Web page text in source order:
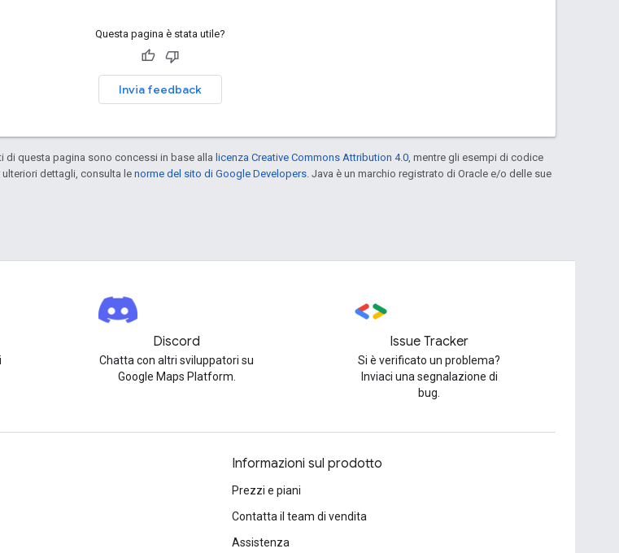
Questa pagina è stata utile?
Invia feedback
di questa pagina sono concessi in base alla licenza Creative Commons Attribution 4.0 , mentre gli esempi di codice
ulteriori dettagli, consulta lenorme del sito di Google Developers . Java è un marchio registrato di Oracle e/o delle sue
Discord
Chatta con altri sviluppatori su
Google Maps Platform.
Issue Tracker
Si è verificato un problema?
Inviaci una segnalazione di
bug.
Informazioni sul prodotto
Prezzi e piani
Contatta il team di vendita
Assistenza